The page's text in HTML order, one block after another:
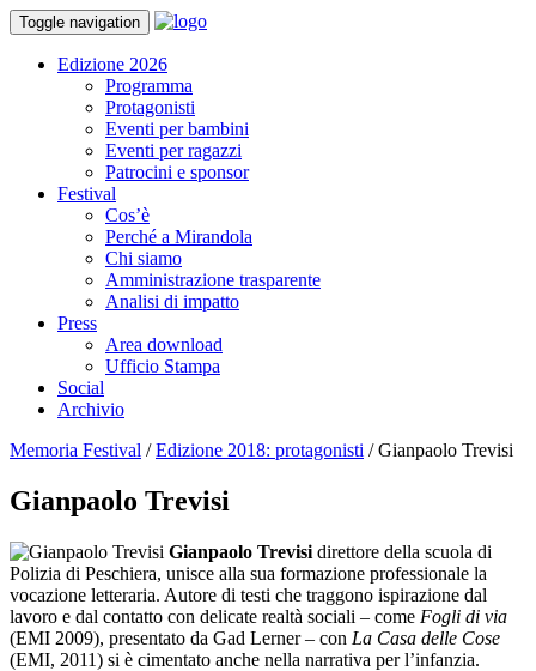
Toggle navigation
Edizione 2026
Programma
Protagonisti
Eventi per bambini
Eventi per ragazzi
Patrocini e sponsor
Festival
Cos’è
Perché a Mirandola
Chi siamo
Amministrazione trasparente
Analisi di impatto
Press
Area download
Ufficio Stampa
Social
Archivio
Memoria Festival /Edizione 2018: protagonisti /Gianpaolo Trevisi
Gianpaolo Trevisi
Gianpaolo Trevisi direttore della scuola di
Polizia di Peschiera, unisce alla sua formazione professionale la
vocazione letteraria. Autore di testi che traggono ispirazione dal
lavoro e dal contatto con delicate realtà sociali – come Fogli di via
(EMI 2009), presentato da Gad Lerner – con La Casa delle Cose
(EMI, 2011) si è cimentato anche nella narrativa per l’infanzia.